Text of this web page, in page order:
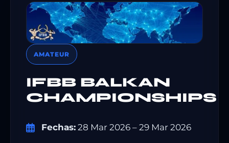
AMATEUR
IFBB BALKAN
CHAMPIONSHIPS
Fechas: 28 Mar 2026 – 29 Mar 2026